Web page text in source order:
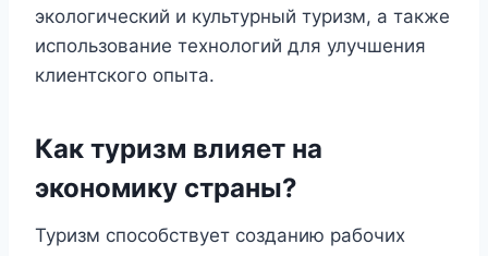
экологический и культурный туризм, а также
использование технологий для улучшения
клиентского опыта.
Как туризм влияет на
экономику страны?
Туризм способствует созданию рабочих